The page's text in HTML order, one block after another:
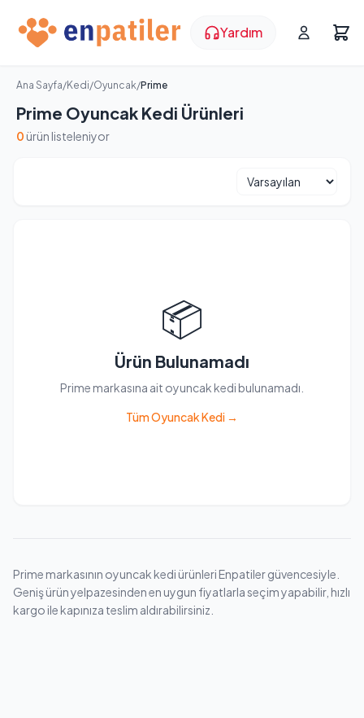
Yardım
Ana Sayfa/Kedi/Oyuncak/Prime
Prime Oyuncak Kedi Ürünleri
0 ürün listeleniyor
📦
Ürün Bulunamadı
Prime markasına ait oyuncak kedi bulunamadı.
Tüm Oyuncak Kedi →
Prime markasının oyuncak kedi ürünleri Enpatiler güvencesiyle.
Geniş ürün yelpazesinden en uygun fiyatlarla seçim yapabilir, hızlı
kargo ile kapınıza teslim aldırabilirsiniz.